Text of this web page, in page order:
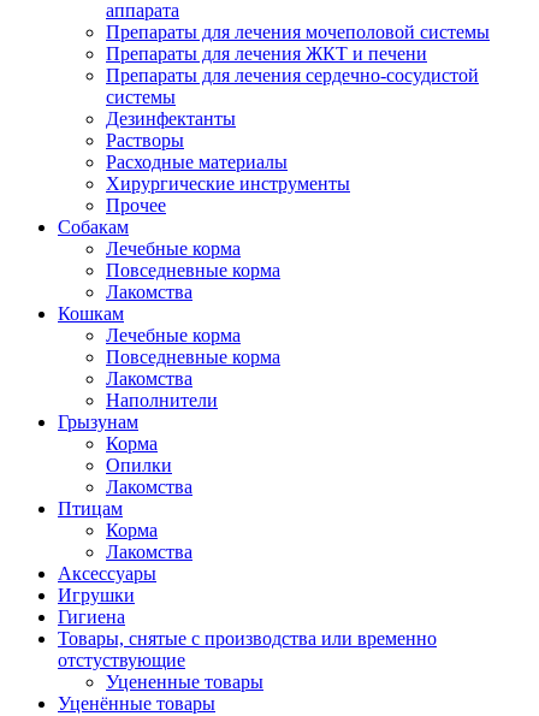
аппарата
Препараты для лечения мочеполовой системы
Препараты для лечения ЖКТ и печени
Препараты для лечения сердечно-сосудистой
системы
Дезинфектанты
Растворы
Расходные материалы
Хирургические инструменты
Прочее
Собакам
Лечебные корма
Повседневные корма
Лакомства
Кошкам
Лечебные корма
Повседневные корма
Лакомства
Наполнители
Грызунам
Корма
Опилки
Лакомства
Птицам
Корма
Лакомства
Аксессуары
Игрушки
Гигиена
Товары, снятые с производства или временно
отстуствующие
Уцененные товары
Уценённые товары